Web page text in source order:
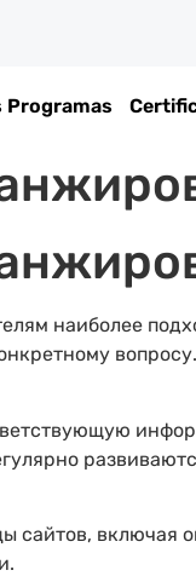
Programas
наиболее
сайтов, включая